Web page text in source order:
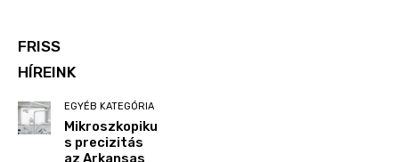
FRISS
HÍREINK
EGYÉB KATEGÓRIA
Mikroszkopiku
s precizitás
az Arkansas